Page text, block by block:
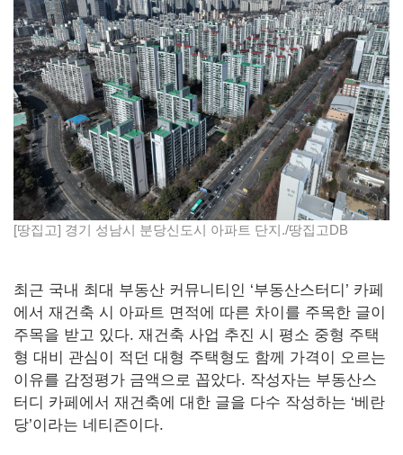
[땅집고] 경기 성남시 분당신도시 아파트 단지./땅집고DB
최근 국내 최대 부동산 커뮤니티인 ‘부동산스터디’ 카페
에서 재건축 시 아파트 면적에 따른 차이를 주목한 글이
주목을 받고 있다. 재건축 사업 추진 시 평소 중형 주택
형 대비 관심이 적던 대형 주택형도 함께 가격이 오르는
이유를 감정평가 금액으로 꼽았다. 작성자는 부동산스
터디 카페에서 재건축에 대한 글을 다수 작성하는 ‘베란
당’이라는 네티즌이다.